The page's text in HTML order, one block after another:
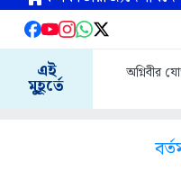
এই
মুহূর্তে
অগ্নিবীর